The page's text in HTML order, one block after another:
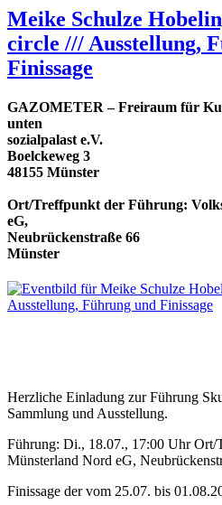
Meike Schulze
circle /// Ausstellung,
Finissage
GAZOMETER – Freiraum für
unten
sozialpalast e.V.
Boelckeweg 3
48155 Münster
Ort/Treffpunkt der Führung:
eG,
Neubrückenstraße 66
Münster
Herzliche Einladung zur Führung
Sammlung und Ausstellung.
Führung: Di., 18.07., 17:00 Uhr Ort/
Münsterland Nord eG,
Finissage der vom 25.07. bis